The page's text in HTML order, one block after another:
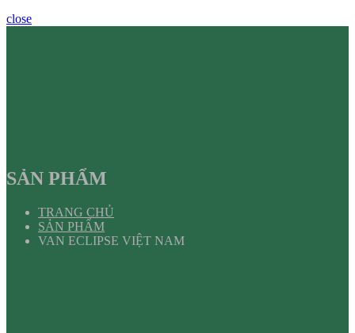
close
SẢN PHẨM
TRANG CHỦ
SẢN PHẨM
VAN ECLIPSE VIỆT NAM